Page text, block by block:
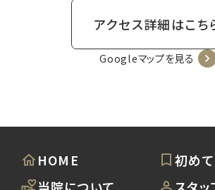
アクセス詳細はこち
Googleマップを見る
HOME
初め